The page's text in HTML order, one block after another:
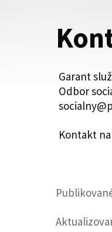
Garant
Odbor
Kontakt